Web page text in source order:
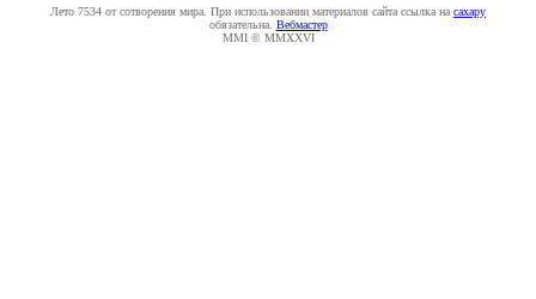
Лето 7534 от сотворения мира. При использовании материалов сайта ссылка на caxapу
обязательна. Вебмастер
MMI © MMXXVI